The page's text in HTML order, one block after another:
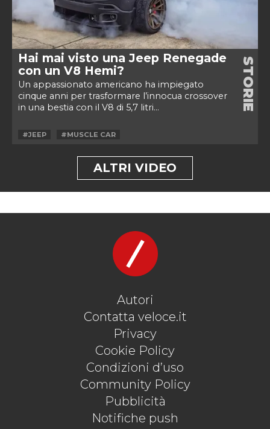
Hai mai visto una Jeep Renegade
con un V8 Hemi?
Un appassionato americano ha impiegato
cinque anni per trasformare l’innocua crossover
in una bestia con il V8 di 5,7 litri...
STORIE
#JEEP #MUSCLE CAR
ALTRI VIDEO
Autori
Contatta veloce.it
Privacy
Cookie Policy
Condizioni d’uso
Community Policy
Pubblicità
Notifiche push